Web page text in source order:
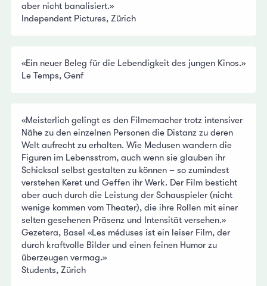
aber nicht banalisiert.»
Independent Pictures, Zürich
«Ein neuer Beleg für die Lebendigkeit des jungen Kinos.»
Le Temps, Genf
«Meisterlich gelingt es den Filmemacher trotz intensiver
Nähe zu den einzelnen Personen die Distanz zu deren
Welt aufrecht zu erhalten. Wie Medusen wandern die
Figuren im Lebensstrom, auch wenn sie glauben ihr
Schicksal selbst gestalten zu können – so zumindest
verstehen Keret und Geffen ihr Werk. Der Film besticht
aber auch durch die Leistung der Schauspieler (nicht
wenige kommen vom Theater), die ihre Rollen mit einer
selten gesehenen Präsenz und Intensität versehen.»
Gezetera, Basel «Les méduses ist ein leiser Film, der
durch kraftvolle Bilder und einen feinen Humor zu
überzeugen vermag.»
Students, Zürich